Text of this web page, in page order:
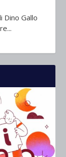
Dino Gallo